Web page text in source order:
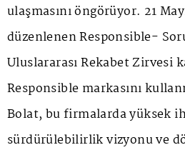
ulaşmasını öngörüyor. 21
düzenlenen Responsible-
Uluslararası Rekabet Zirvesi
Responsible markasını
Bolat, bu firmalarda yüksek
sürdürülebilirlik vizyonu ve